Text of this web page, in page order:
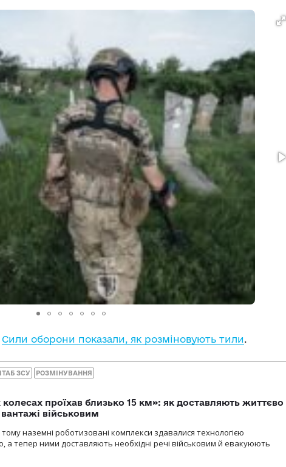
Сили оборони показали, як розміновують тили.
ЗСУ РОЗМІНУВАННЯ
колесах проїхав близько 15 км»: як доставляють життєво
вантажі військовим
тому наземні роботизовані комплекси здавалися технологією
а тепер ними доставляють необхідні речі військовим й евакуюють